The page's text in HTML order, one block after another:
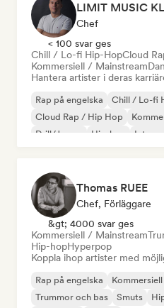
LIMIT MUSIC
Chef
< 100 svar ges
Chill / Lo-fi Hip-HopCloud
Kommersiell / Mainstream
Hantera artister i deras
Rap på engelska
Chill / Lo-fi
Cloud Rap / Hip Hop
Drill/Jersey
Hip-hop
Thomas RUEE
Chef, Förläggare
&gt; 4000 svar ges
Kommersiell / Mainstream
Hip-hopHyperpop
Koppla ihop artister med
Rap på engelska
Trummor och bas
Smuts